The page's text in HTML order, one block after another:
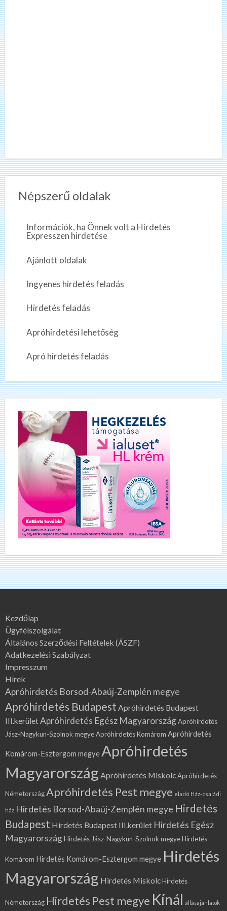
Népszerű oldalak
Információk, ha Önnek volt a Hirdetés
Expresszen hirdetése
Ajánlott oldalak
Ingyenes hirdetés feladás
Hirdetés feladás
Apróhirdetési lehetőség
Apró hirdetés feladás
Kezdőlap
Ügyfélszolgálat
Általános Szerződési Feltételek (ÁSZF)
Adatkezelési Szabályzat
Impresszum
Hírek
Apróhirdetés Borsod-Abaúj-Zemplén megye
Apróhirdetés Budapest Apróhirdetés Budapest
III.kerületApróhirdetés Egész MagyarországApróhirdetés
Jász-Nagykun-Szolnok megyeApróhirdetés Komárom Apróhirdetés
Komárom-Esztergom megye Apróhirdetés
Magyarország Apróhirdetés MiskolcApróhirdetés
NémetországApróhirdetés Pest megye eladó Ház-családi
ház Hirdetés Borsod-Abaúj-Zemplén megye Hirdetés
Budapest Hirdetés Budapest III.kerület Hirdetés Egész
MagyarországHirdetés Jász-Nagykun-Szolnok megyeHirdetés
Komárom Hirdetés Komárom-Esztergom megye Hirdetés
Magyarország Hirdetés MiskolcHirdetés
Németország Hirdetés Pest megye Kínál állásajánlatok